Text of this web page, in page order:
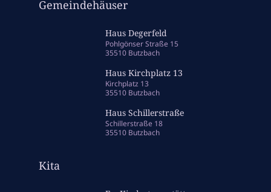
Gemeindehäuser
Haus Degerfeld
Pohlgönser Straße 15
35510 Butzbach
Haus Kirchplatz 13
Kirchplatz 13
35510 Butzbach
Haus Schillerstraße
Schillerstraße 18
35510 Butzbach
Kita